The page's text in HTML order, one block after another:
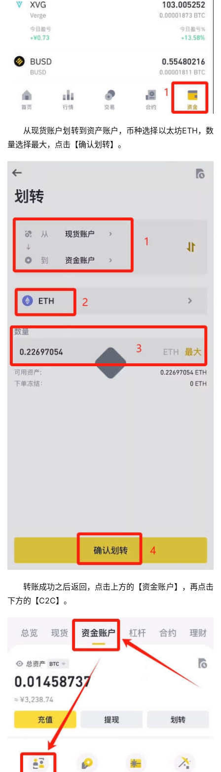
从现货账户划转到资产账户，币种选择以太坊ETH，数
量选择最大，点击【确认划转】。
转账成功之后返回，点击上方的【资金账户】，再点击
下方的【C2C】。